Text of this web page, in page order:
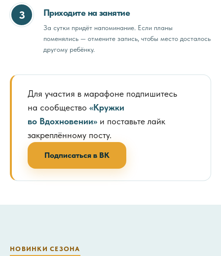
3 Приходите на занятие
За сутки придёт напоминание. Если планы
поменялись — отмените запись, чтобы место досталось
другому ребёнку.
Для участия в марафоне подпишитесь
на сообщество «Кружки
во Вдохновении» и поставьте лайк
закреплённому посту.
Подписаться в ВК
НОВИНКИ СЕЗОНА